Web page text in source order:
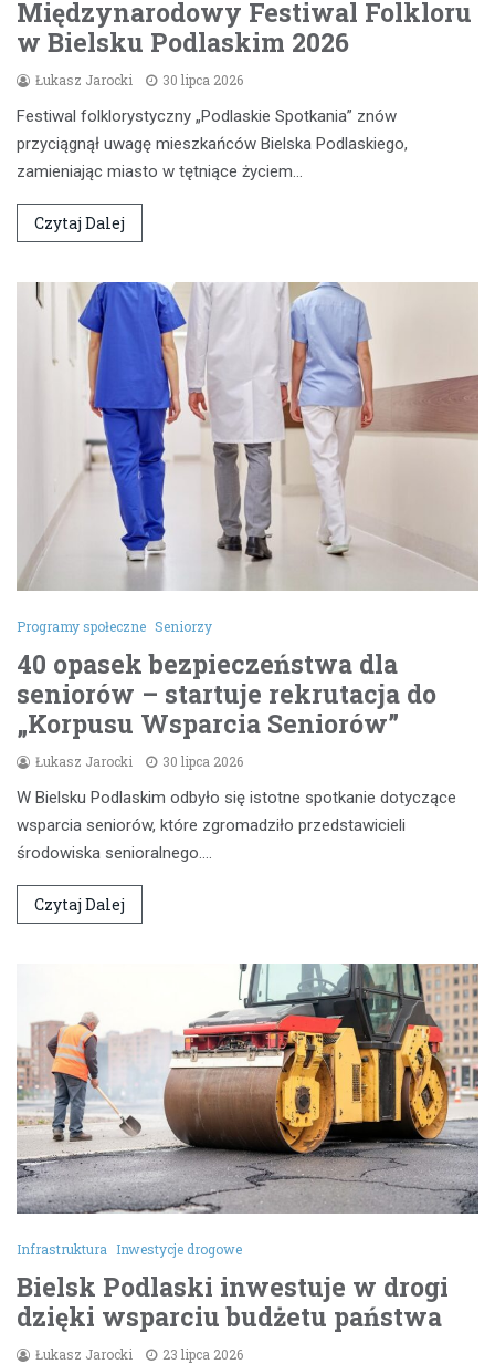
Międzynarodowy Festiwal Folkloru
w Bielsku Podlaskim 2026
Łukasz Jarocki 30 lipca 2026
Festiwal folklorystyczny „Podlaskie Spotkania” znów
przyciągnął uwagę mieszkańców Bielska Podlaskiego,
zamieniając miasto w tętniące życiem…
Czytaj Dalej
Programy społeczne Seniorzy
40 opasek bezpieczeństwa dla
seniorów – startuje rekrutacja do
„Korpusu Wsparcia Seniorów”
Łukasz Jarocki 30 lipca 2026
W Bielsku Podlaskim odbyło się istotne spotkanie dotyczące
wsparcia seniorów, które zgromadziło przedstawicieli
środowiska senioralnego.…
Czytaj Dalej
Infrastruktura Inwestycje drogowe
Bielsk Podlaski inwestuje w drogi
dzięki wsparciu budżetu państwa
Łukasz Jarocki 23 lipca 2026